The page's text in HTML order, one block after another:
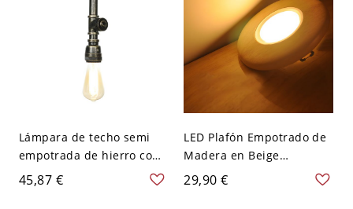
Lámpara de techo semi
empotrada de hierro con
tubería de fábrica, 1
bombilla, iluminación de
45,87 €
LED Plafón Empotrado de
Madera en Beige
Luminaria de Techo
Circular Simplista para
29,90 €